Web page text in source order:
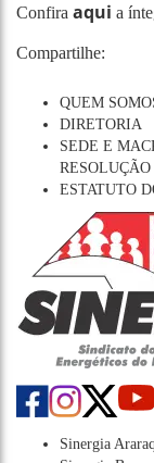
Confira aqui a
Compartilhe:
QUEM
DIRETORIA
SEDE E
RESOLUÇÃO
ESTATUTO
Sinergia